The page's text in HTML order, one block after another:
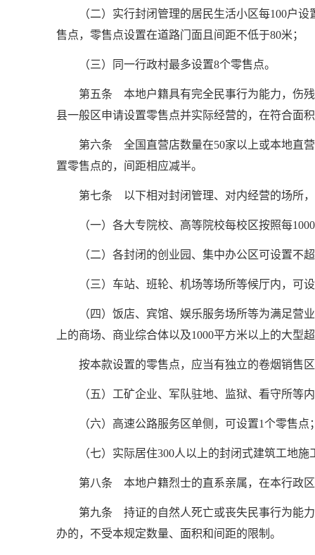
（二）实行封闭管理的居民生活小区每100户
售点，零售点设置在道路门面且间距不低于80米；
（三）同一行政村最多设置8个零售点。
第五条 本地户籍具有完全民事行为能力，伤
县一般区申请设置零售点并实际经营的，在符合面
第六条 全国直营店数量在50家以上或本地直
置零售点的，间距相应减半。
第七条 以下相对封闭管理、对内经营的场所
（一）各大专院校、高等院校每校区按照每
（二）各封闭的创业园、集中办公区可设置不
（三）车站、班轮、机场等场所等候厅内，可
（四）饭店、宾馆、娱乐服务场所等为满足营
上的商场、商业综合体以及1000平方米以上的大型
按本款设置的零售点，应当有独立的卷烟销售
（五）工矿企业、军队驻地、监狱、看守所等
（六）高速公路服务区单侧，可设置1个零售点
（七）实际居住300人以上的封闭式建筑工地
第八条 本地户籍烈士的直系亲属，在本行政
第九条 持证的自然人死亡或丧失民事行为能
办的，不受本规定数量、面积和间距的限制。